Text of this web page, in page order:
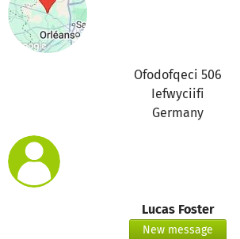
Ofodofqeci 506
Iefwyciifi
Germany
Lucas Foster
New message